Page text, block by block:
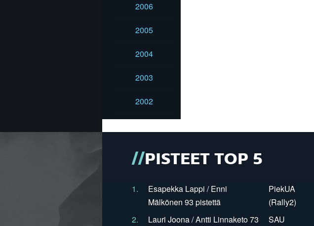
2006
2005
2004
2003
2002
PISTEET TOP 5
1.
Esapekka Lappi / Enni
Mälkönen 93 pistettä
PiekUA
(Rally2)
2.
Lauri Joona / Antti Linnaketo 73
SAU